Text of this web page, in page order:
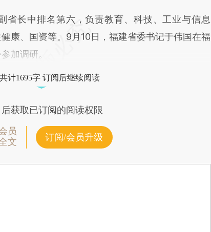
长中排名第六，负责教育、科技、工业与信息
康、国资等。9月10日，福建省委书记于伟国在福
加调研。
计1695字 订阅后继续阅读
获取已订阅的阅读权限
员
文
订阅/会员升级